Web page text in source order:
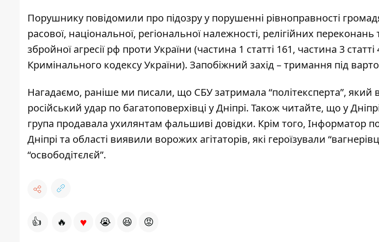
Порушнику повідомили про підозру у порушенні рівноправності
расової, національної, регіональної належності, релігійних
збройної агресії рф проти України (частина 1 статті 161, частина 3 статті
Кримінального кодексу України). Запобіжний захід – тримання під
Нагадаємо, раніше ми писали, що СБУ затримала “політексперта”,
російський удар по багатоповерхівці у Дніпрі. Також читайте, що у
група продавала ухилянтам фальшиві довідки. Крім того, Інформатор
Дніпрі та області виявили ворожих агітаторів, які героїзували
“освободітєлєй”.
👍 🔥 ♥ 😭 😆 😡